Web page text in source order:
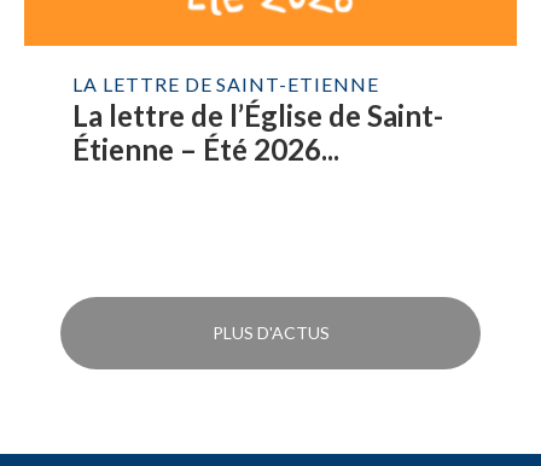
LA LETTRE DE SAINT-ETIENNE
La lettre de l’Église de Saint-
Étienne – Été 2026...
PLUS D'ACTUS